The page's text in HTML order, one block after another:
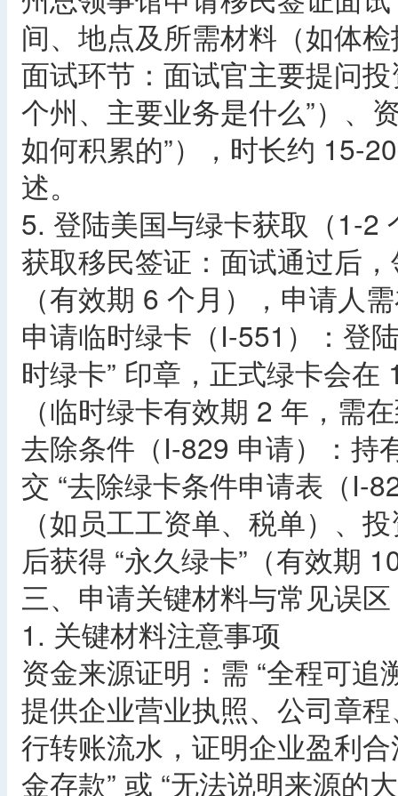
间、地点及所需材料（如体
面试环节：面试官主要提问
个州、主要业务是什么”）、
如何积累的”），时长约 15-
述。
5. 登陆美国与绿卡获取（1-2
获取移民签证：面试通过后
（有效期 6 个月），申请人
申请临时绿卡（I-551）：登
时绿卡” 印章，正式绿卡会
（临时绿卡有效期 2 年，需
去除条件（I-829 申请）：持
交 “去除绿卡条件申请表（I-
（如员工工资单、税单）、
后获得 “永久绿卡”（有效期
三、申请关键材料与常见误区
1. 关键材料注意事项
资金来源证明：需 “全程可追
提供企业营业执照、公司章
行转账流水，证明企业盈利
金存款” 或 “无法说明来源的